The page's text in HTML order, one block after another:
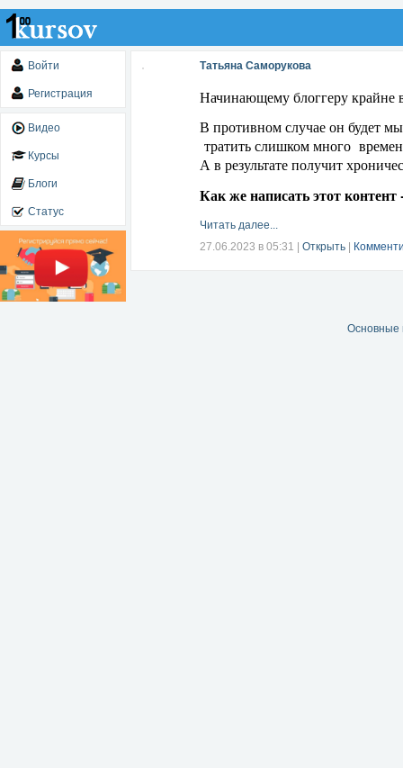
Войти
Регистрация
Видео
Курсы
Блоги
Статус
Татьяна Саморукова
Начинающему блоггеру крайне
В противном случае он будет
тратить слишком много
А в результате получит
Как же написать этот
Читать далее...
27.06.2023 в 05:31
Открыть
Основные